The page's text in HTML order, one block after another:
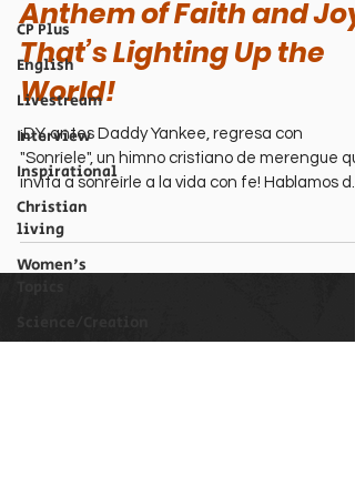
CP Plus
English
Livestream
Interview
Inspirational
Christian
living
Women's
Anthem of Faith and Joy
That’s Lighting Up the
World!
¡DY, antes Daddy Yankee, regresa con
"Sonríele", un himno cristiano de merengue
invita a sonreírle a la vida con fe! Hablamos de
su transformación, el impacto global de esta
canción y su mensaje de resiliencia. ¡Mira el
video y únete al pachangón! #Sonrile